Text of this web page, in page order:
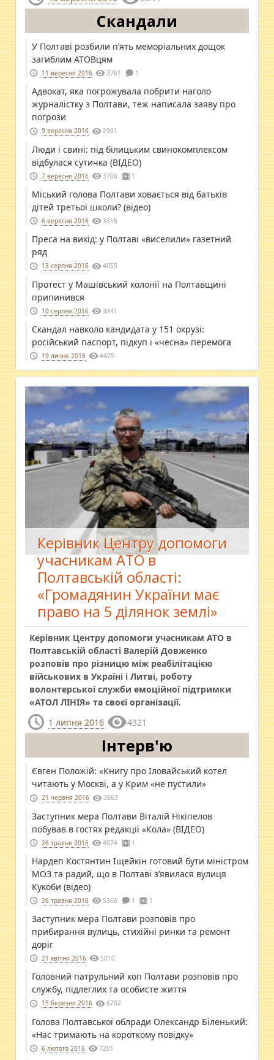
Скандали
У Полтаві розбили п’ять меморіальних дощок
загиблим АТОВцям
11 вересня 2016 3761 1
Адвокат, яка погрожувала побрити наголо
журналістку з Полтави, теж написала заяву про
погрози
9 вересня 2016 2901
Люди і свині: під білицьким свинокомплексом
відбулася сутичка (ВІДЕО)
7 вересня 2016 3706 1
Міський голова Полтави ховається від батьків
дітей третьої школи? (відео)
6 вересня 2016 3315
Преса на вихід: у Полтаві «виселили» газетний
ряд
13 серпня 2016 4055
​Протест у Машівський колонії на Полтавщині
припинився
10 серпня 2016 3441
Скандал навколо кандидата у 151 окрузі:
російський паспорт, підкуп і «чесна» перемога
19 липня 2016 4425
Керівник Центру допомоги
учасникам АТО в
Полтавській області:
«Громадянин України має
право на 5 ділянок землі»
Керівник Центру допомоги учасникам АТО в
Полтавській області Валерій Довженко
розповів про різницю між реабілітацією
військових в Україні і Литві, роботу
волонтерської служби емоційної підтримки
«АТОЛ ЛІНІЯ» та своєї організації.
1 липня 2016
4321
Інтерв'ю
Євген Положій: «Книгу про Іловайський котел
читають у Москві, а у Крим «не пустили»
21 червня 2016 3663
Заступник мера Полтави Віталій Нікіпелов
побував в гостях редакції «Кола» (ВІДЕО)
26 травня 2016 4974 1
Нардеп Костянтин Іщейкін готовий бути міністром
МОЗ та радий, що в Полтаві з’явилася вулиця
Кукоби (відео)
26 травня 2016 5366 1 1
Заступник мера Полтави розповів про
прибирання вулиць, стихійні ринки та ремонт
доріг
21 квітня 2016 5010
Головний патрульний коп Полтави розповів про
службу, підлеглих та особисте життя
15 березня 2016 6702
Голова Полтавської облради Олександр Біленький:
«Нас тримають на короткому повідку»
6 лютого 2016 7201